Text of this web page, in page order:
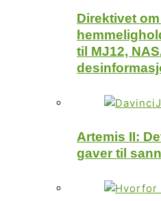
Direktivet om
til MJ12,
Artemis II:
gaver til